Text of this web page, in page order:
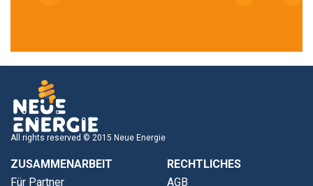
All rights reserved © 2015 Neue Energie
ZUSAMMENARBEIT
Für Partner
RECHTLICHES
AGB